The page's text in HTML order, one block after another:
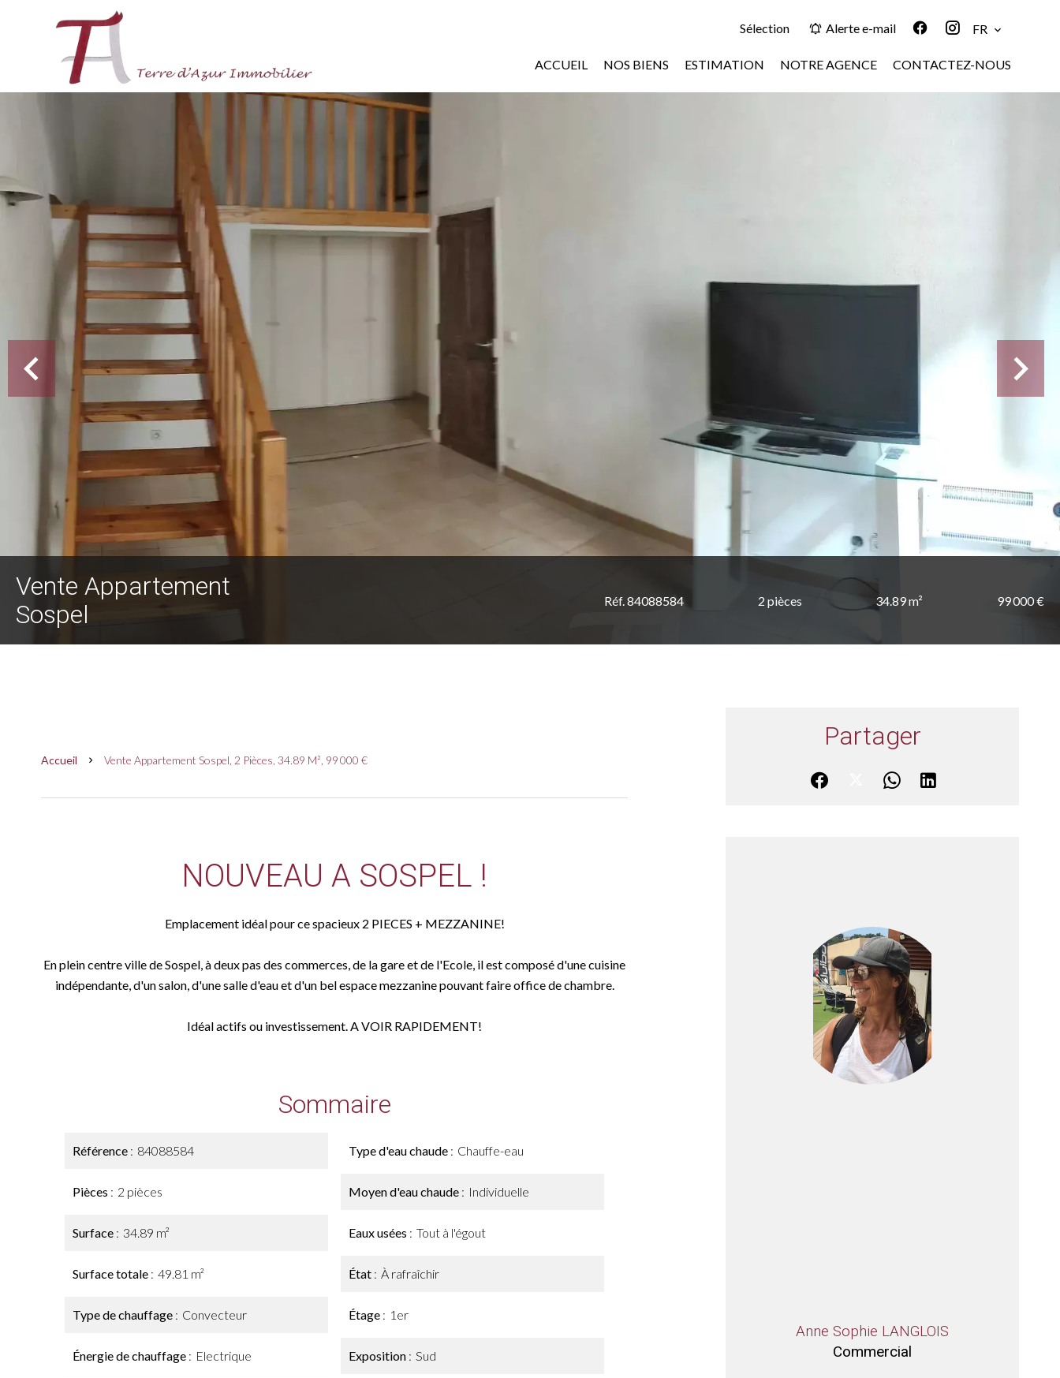
Sélection Alerte e-mail FR
ACCUEIL NOS BIENS ESTIMATION NOTRE AGENCE CONTACTEZ-NOUS
Vente Appartement
Sospel
Réf. 84088584 2 pièces 34.89 m² 99 000 €
Accueil Vente Appartement Sospel, 2 Pièces, 34.89 M², 99 000 €
NOUVEAU A SOSPEL !
Emplacement idéal pour ce spacieux 2 PIECES + MEZZANINE!
En plein centre ville de Sospel, à deux pas des commerces, de la gare et de l'Ecole, il est composé d'une cuisine
indépendante, d'un salon, d'une salle d'eau et d'un bel espace mezzanine pouvant faire office de chambre.
Idéal actifs ou investissement. A VOIR RAPIDEMENT!
Sommaire
Référence 84088584
Pièces 2 pièces
Surface 34.89 m²
Surface totale 49.81 m²
Type de chauffage Convecteur
Énergie de chauffage Electrique
Type d'eau chaude Chauffe-eau
Moyen d'eau chaude Individuelle
Eaux usées Tout à l'égout
État À rafraîchir
Étage 1er
Exposition Sud
Partager
Anne Sophie LANGLOIS
Commercial